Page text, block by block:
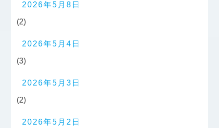
2026年5月8日
(2)
2026年5月4日
(3)
2026年5月3日
(2)
2026年5月2日